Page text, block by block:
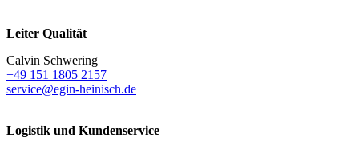
Leiter Qualität
Calvin Schwering
+49 151 1805 2157
service@egin-heinisch.de
Logistik und Kundenservice